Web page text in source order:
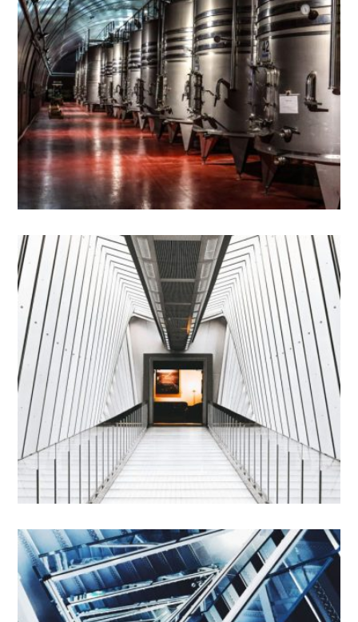
3 - PROFESIONALIZACIÓN
MAGNI DOLORES EOS
2 - COLABORACIÓN
ITAQUE EARUM RERUM
1 - VISIBILIDAD